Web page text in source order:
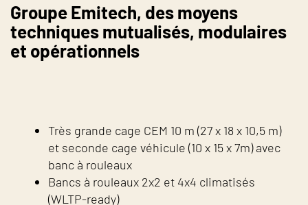
Groupe Emitech, des moyens
techniques mutualisés, modulaires
et opérationnels
Très grande cage CEM 10 m (27 x 18 x 10,5 m)
et seconde cage véhicule (10 x 15 x 7m) avec
banc à rouleaux
Bancs à rouleaux 2x2 et 4x4 climatisés
(WLTP-ready)